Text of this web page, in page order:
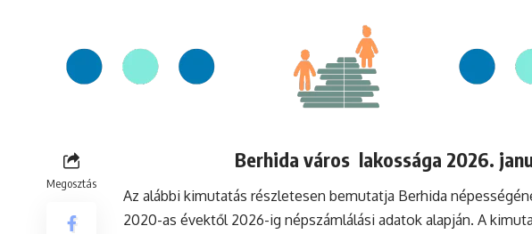
Megosztás
Berhida város lakossága 2026.
Az alábbi kimutatás részletesen bemutatja Berhida
2020-as évektől 2026-ig népszámlálási adatok alapján. A